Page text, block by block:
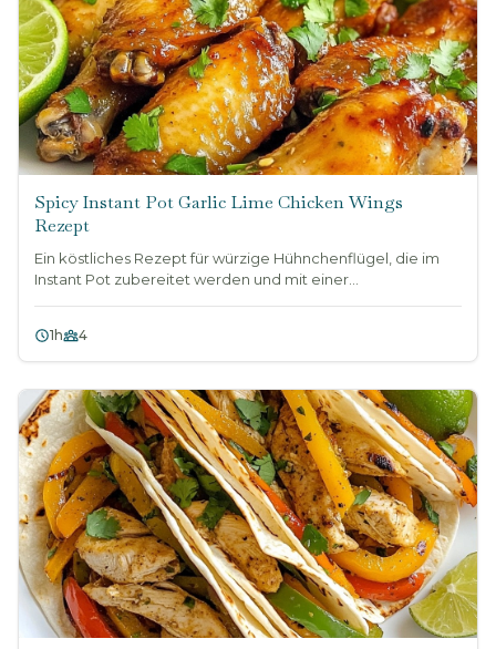
Spicy Instant Pot Garlic Lime Chicken Wings
Rezept
Ein köstliches Rezept für würzige Hühnchenflügel, die im
Instant Pot zubereitet werden und mit einer...
1h 4